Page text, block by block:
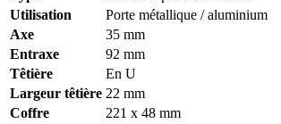
Utilisation
Porte métallique / aluminium
Axe
35 mm
Entraxe
92 mm
Têtière
En U
Largeur têtière 22 mm
Coffre
221 x 48 mm